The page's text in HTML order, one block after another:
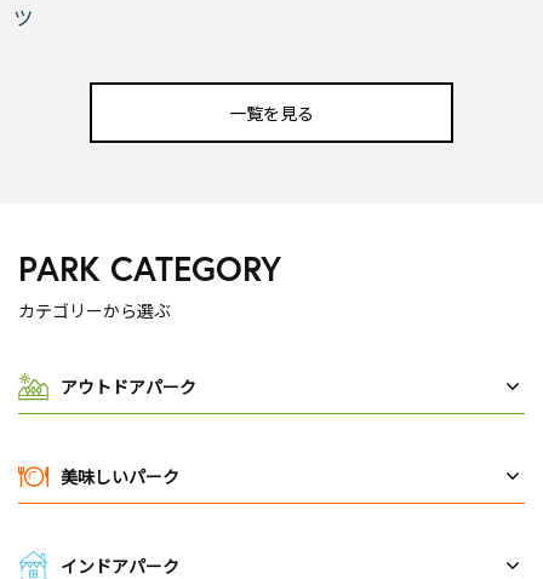
ツ
一覧を見る
PARK CATEGORY
カテゴリーから選ぶ
アウトドアパーク
美味しいパーク
インドアパーク